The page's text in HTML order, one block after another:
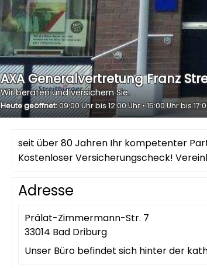
AXA Generalvertretung Franz
Wir beraten und versichern Sie.
Heute geöffnet:09:00 Uhr bis 12:00 Uhr • 15:00 Uhr bis
seit über 80 Jahren Ihr kompetenter
Kostenloser Versicherungscheck!
Adresse
Prälat-Zimmermann-Str. 7
33014 Bad Driburg
Unser Büro befindet sich hinter der